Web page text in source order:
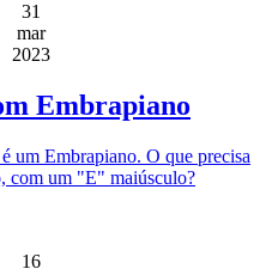
31
mar
2023
Embrapiano
um Embrapiano. O que precisa
com um "E" maiúsculo?
16